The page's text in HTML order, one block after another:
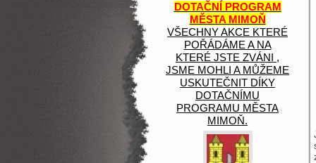
DOTAČNÍ PROGRAM
MĚSTA MIMOŇ
VŠECHNY AKCE KTERÉ
POŘÁDÁME A NA
KTERÉ JSTE ZVÁNI ,
JSME MOHLI A MŮŽEME
USKUTEČNIT DÍKY
DOTAČNÍMU
PROGRAMU MĚSTA
MIMOŇ.